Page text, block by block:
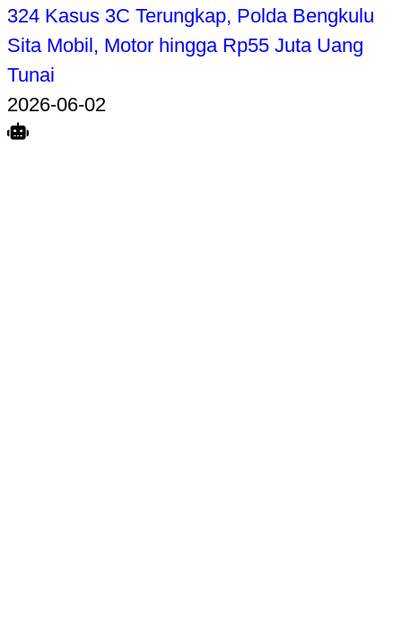
324 Kasus 3C Terungkap, Polda Bengkulu
Sita Mobil, Motor hingga Rp55 Juta Uang
Tunai
2026-06-02